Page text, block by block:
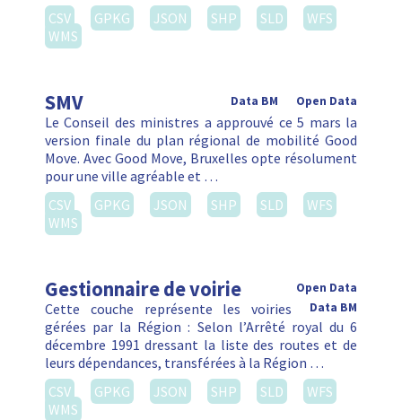
CSV
GPKG JSON SHP SLD
WFS
WMS
SMV Open Data
Data BM
Le Conseil des ministres a approuvé ce 5 mars la
version finale du plan régional de mobilité Good
Move. Avec Good Move, Bruxelles opte résolument
pour une ville agréable et …
CSV
GPKG JSON SHP SLD
WFS
WMS
Gestionnaire de voirie
Open Data
Data BM
Cette couche représente les voiries
gérées par la Région : Selon l’Arrêté royal du 6
décembre 1991 dressant la liste des routes et de
leurs dépendances, transférées à la Région …
CSV
GPKG JSON SHP SLD
WFS
WMS